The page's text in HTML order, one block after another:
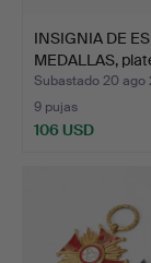
INSIGNIA DE
MEDALLAS,
Subastado 20 ago
9 pujas
106 USD